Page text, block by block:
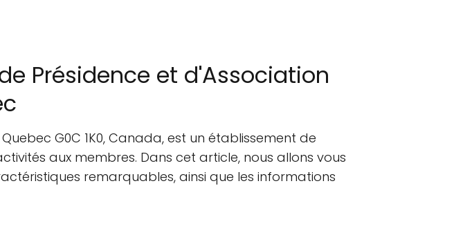
Présidence et d'Association
G0C 1K0, Canada, est un établissement de
aux membres. Dans cet article, nous allons vous
remarquables, ainsi que les informations